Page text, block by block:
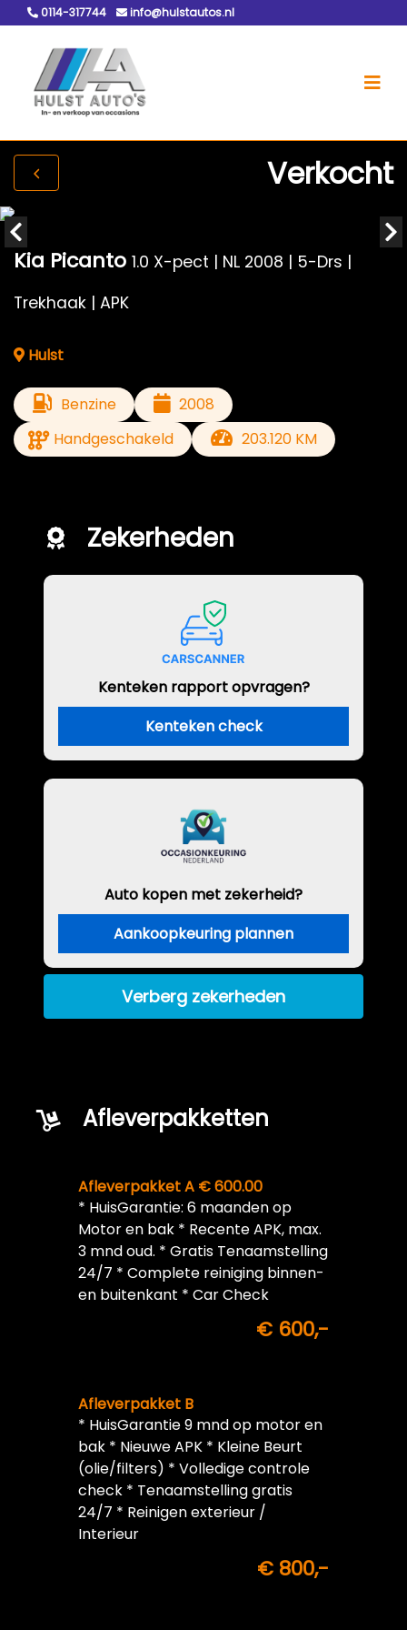
0114-317744 info@hulstautos.nl
Verkocht
Kia Picanto 1.0 X-pect | NL 2008 | 5-Drs |
Trekhaak | APK
Hulst
Benzine
2008
Handgeschakeld
203.120 KM
Zekerheden
Kenteken rapport opvragen?
Kenteken check
Auto kopen met zekerheid?
Aankoopkeuring plannen
Verberg zekerheden
Afleverpakketten
Afleverpakket A € 600.00
* HuisGarantie: 6 maanden op
Motor en bak * Recente APK, max.
3 mnd oud. * Gratis Tenaamstelling
24/7 * Complete reiniging binnen-
en buitenkant * Car Check
€ 600,-
Afleverpakket B
* HuisGarantie 9 mnd op motor en
bak * Nieuwe APK * Kleine Beurt
(olie/filters) * Volledige controle
check * Tenaamstelling gratis
24/7 * Reinigen exterieur /
Interieur
€ 800,-